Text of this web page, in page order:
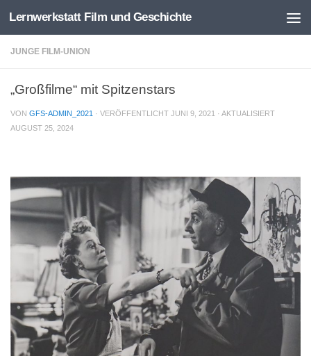
Zum Inhalt springen
Lernwerkstatt Film und Geschichte
JUNGE FILM-UNION
„Großfilme“ mit Spitzenstars
VON GFS-ADMIN_2021 · VERÖFFENTLICHT JUNI 9, 2021 · AKTUALISIERT
AUGUST 25, 2024